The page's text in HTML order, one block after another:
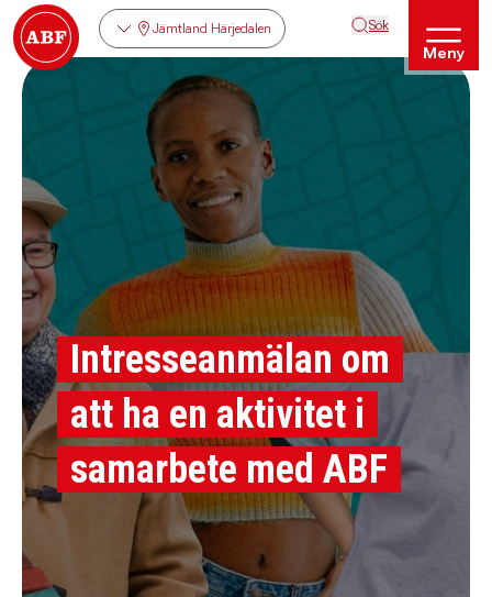
Jämtland Härjedalen Sök
Meny
Intresseanmälan om
att ha en aktivitet i
samarbete med ABF